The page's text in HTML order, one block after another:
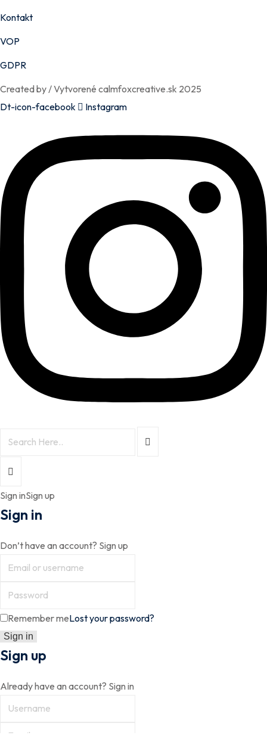
Kontakt
VOP
GDPR
Created by / Vytvorené calmfoxcreative.sk 2025
Dt-icon-facebook
Instagram
Sign inSign up
Sign in
Don’t have an account? Sign up
Remember meLost your password?
Sign up
Already have an account? Sign in